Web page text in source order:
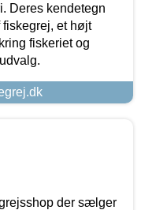
Deres kendetegn
et højt
fiskeriet og
der sælger